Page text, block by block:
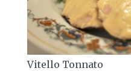
Vitello Tonnato